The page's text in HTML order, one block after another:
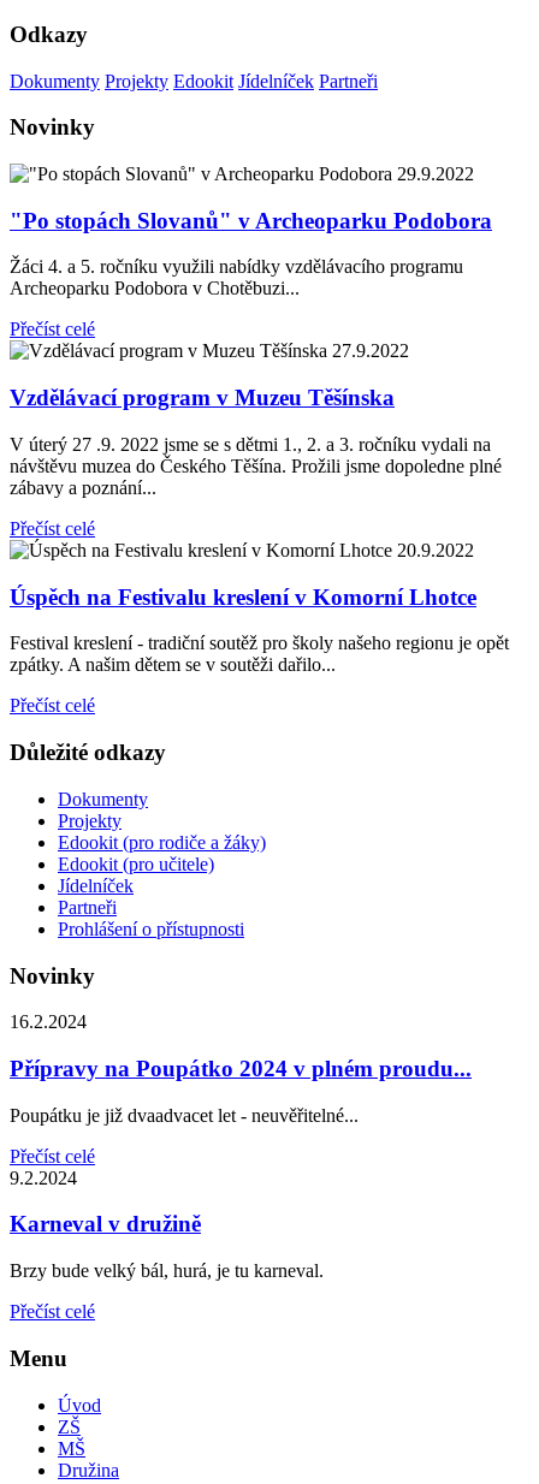
Odkazy
Dokumenty Projekty Edookit Jídelníček Partneři
Novinky
29.9.2022
"Po stopách Slovanů" v Archeoparku Podobora
Žáci 4. a 5. ročníku využili nabídky vzdělávacího programu
Archeoparku Podobora v Chotěbuzi...
Přečíst celé
27.9.2022
Vzdělávací program v Muzeu Těšínska
V úterý 27 .9. 2022 jsme se s dětmi 1., 2. a 3. ročníku vydali na
návštěvu muzea do Českého Těšína. Prožili jsme dopoledne plné
zábavy a poznání...
Přečíst celé
20.9.2022
Úspěch na Festivalu kreslení v Komorní Lhotce
Festival kreslení - tradiční soutěž pro školy našeho regionu je opět
zpátky. A našim dětem se v soutěži dařilo...
Přečíst celé
Důležité odkazy
Dokumenty
Projekty
Edookit (pro rodiče a žáky)
Edookit (pro učitele)
Jídelníček
Partneři
Prohlášení o přístupnosti
Novinky
16.2.2024
Přípravy na Poupátko 2024 v plném proudu...
Poupátku je již dvaadvacet let - neuvěřitelné...
Přečíst celé
9.2.2024
Karneval v družině
Brzy bude velký bál, hurá, je tu karneval.
Přečíst celé
Menu
Úvod
ZŠ
MŠ
Družina